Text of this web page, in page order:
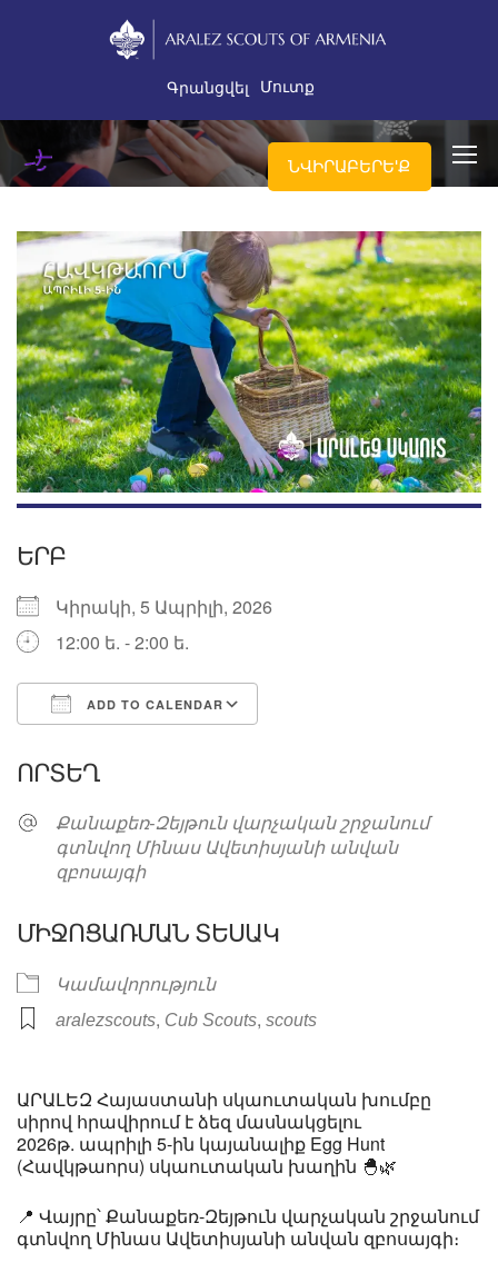
Գրանցվել Մուտք
ՆՎԻՐԱԲԵՐԵ'Ք
ԵՐԲ
Կիրակի, 5 Ապրիլի, 2026
12:00 ե. - 2:00 ե.
ADD TO CALENDAR
ՈՐՏԵՂ
Քանաքեռ-Զեյթուն վարչական շրջանում
գտնվող Մինաս Ավետիսյանի անվան
զբոսայգի
ՄԻՋՈՑԱՌՄԱՆ ՏԵՍԱԿ
Կամավորություն
aralezscouts, Cub Scouts, scouts
ԱՐԱԼԵԶ Հայաստանի սկաուտական խումբը
սիրով հրավիրում է ձեզ մասնակցելու
2026թ. ապրիլի 5-ին կայանալիք Egg Hunt
(Հավկթաորս) սկաուտական խաղին 🐣🌿
📍 Վայրը՝ Քանաքեռ-Զեյթուն վարչական շրջանում
գտնվող Մինաս Ավետիսյանի անվան զբոսայգի։